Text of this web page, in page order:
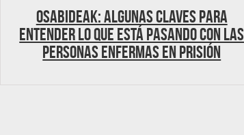
OSABIDEAK: Algunas claves para
entender lo que está pasando con las
personas enfermas en prisión